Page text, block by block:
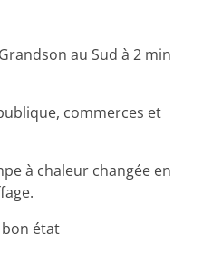
au Sud à 2 min
commerces et
à chaleur changée en
bon état